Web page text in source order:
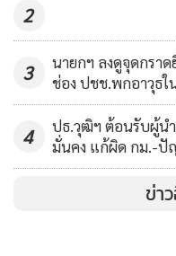
ด้านนายวุฒิศักดิ์กล่าวว่า ต
รู้ในข้อมูลข่าวสารที่ถูกต้อง
มากมายระหว่างการร่างรั
ปกครองส่วนท้องถิ่น หากเ
ลือที่ผิด ยืนยันว่ากิจกรรมนี้
รัฐธรรมนูญเป็นเรื่องที่สำ
2
3
นายกฯ ลงดูจุดกรา
ช่อง ปชช.พกอาวุธ
4
ปธ.วุฒิฯ ต้อนรับผู้น
มั่นคง แก้ผิด กม.-ปั
ข่า